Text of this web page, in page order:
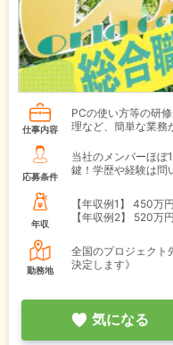
仕事内容
PCの使い方等の研
理など、簡単な業務
応募条件
当社のメンバーほ
鍵！学歴や経験は問
年収
【年収例1】
450万
【年収例2】
520万
勤務地
全国のプロジェクト
決定します》
気になる